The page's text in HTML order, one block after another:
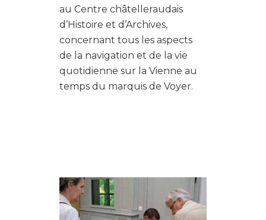
au Centre châtelleraudais
d’Histoire et d’Archives,
concernant tous les aspects
de la navigation et de la vie
quotidienne sur la Vienne au
temps du marquis de Voyer.